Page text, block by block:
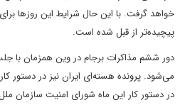
خواهد گرفت. با این حال شرایط این روز‌ها برای
پیچیده‌تر از قبل شده است.
دور ششم مذاکرات برجام در وین همزمان با
می‌شود. پرونده هسته‌ای ایران نیز در دستور
در دستور کار این ماه شورای امنیت سازمان